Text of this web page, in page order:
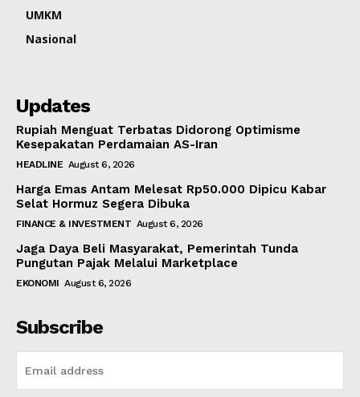
UMKM
Nasional
Updates
Rupiah Menguat Terbatas Didorong Optimisme
Kesepakatan Perdamaian AS-Iran
HEADLINE August 6, 2026
Harga Emas Antam Melesat Rp50.000 Dipicu Kabar
Selat Hormuz Segera Dibuka
FINANCE & INVESTMENT August 6, 2026
Jaga Daya Beli Masyarakat, Pemerintah Tunda
Pungutan Pajak Melalui Marketplace
EKONOMI August 6, 2026
Subscribe